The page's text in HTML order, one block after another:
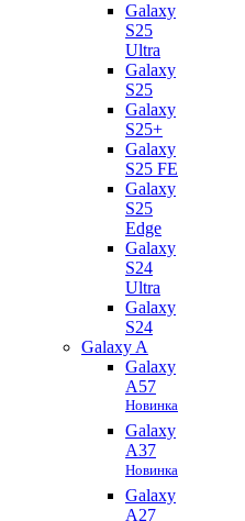
Galaxy
S25
Ultra
Galaxy
S25
Galaxy
S25+
Galaxy
S25 FE
Galaxy
S25
Edge
Galaxy
S24
Ultra
Galaxy
S24
Galaxy A
Galaxy
A57
Новинка
Galaxy
A37
Новинка
Galaxy
A27